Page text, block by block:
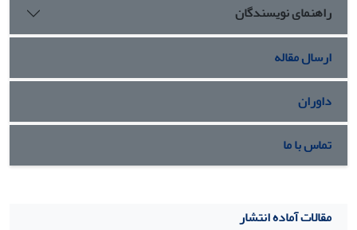
راهنمای نویسندگان
ارسال مقاله
داوران
تماس با ما
مقالات آماده انتشار